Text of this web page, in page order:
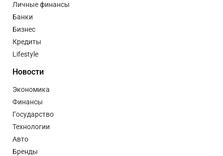
Личные финансы
Банки
Бизнес
Кредиты
Lifestyle
Новости
Экономика
Финансы
Государство
Технологии
Авто
Бренды